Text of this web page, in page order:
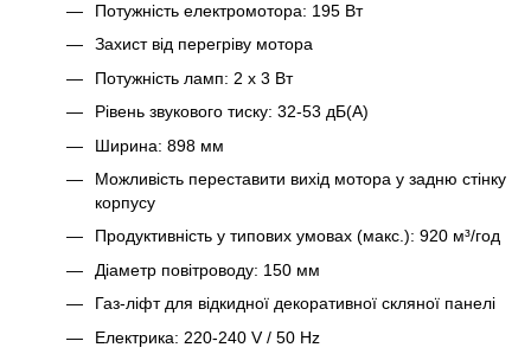
Потужність електромотора: 195 Вт
Захист від перегріву мотора
Потужність ламп: 2 х 3 Вт
Рівень звукового тиску: 32-53 дБ(А)
Ширина: 898 мм
Можливість переставити вихід мотора у задню стінку
корпусу
Продуктивність у типових умовах (макс.): 920 м³/год
Діаметр повітроводу: 150 мм
Газ-ліфт для відкидної декоративної скляної панелі
Електрика: 220-240 V / 50 Hz